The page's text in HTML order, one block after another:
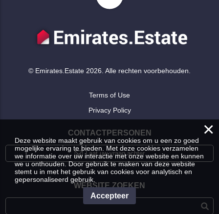
© Emirates.Estate 2026. Alle rechten voorbehouden.
Terms of Use
Privacy Policy
CONTACTPERSONEN
Laat uw vraag achter
WEBSITE ZOEKEN
×
Deze website maakt gebruik van cookies om u een zo goed
mogelijke ervaring te bieden. Met deze cookies verzamelen
we informatie over uw interactie met onze website en kunnen
we u onthouden. Door gebruik te maken van deze website
stemt u in met het gebruik van cookies voor analytisch en
gepersonaliseerd gebruik.
Accepteer